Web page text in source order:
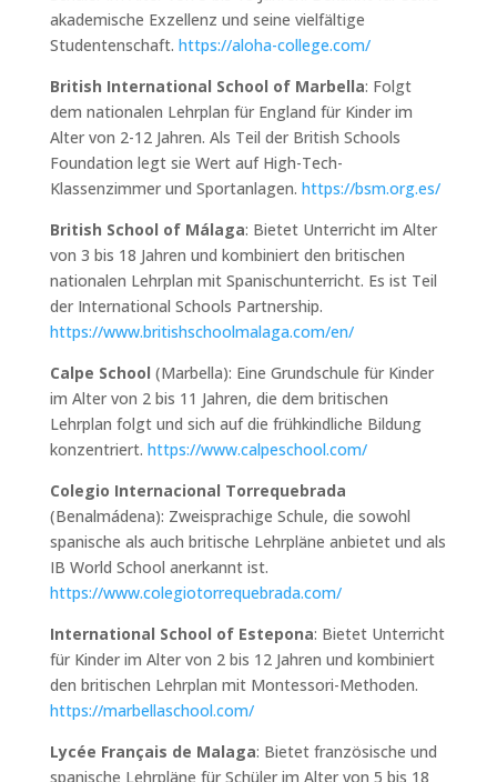
akademische Exzellenz und seine vielfältige
Studentenschaft. https://aloha-college.com/
British International School of Marbella: Folgt
dem nationalen Lehrplan für England für Kinder im
Alter von 2-12 Jahren. Als Teil der British Schools
Foundation legt sie Wert auf High-Tech-
Klassenzimmer und Sportanlagen. https://bsm.org.es/
British School of Málaga: Bietet Unterricht im Alter
von 3 bis 18 Jahren und kombiniert den britischen
nationalen Lehrplan mit Spanischunterricht. Es ist Teil
der International Schools Partnership.
https://www.britishschoolmalaga.com/en/
Calpe School (Marbella): Eine Grundschule für Kinder
im Alter von 2 bis 11 Jahren, die dem britischen
Lehrplan folgt und sich auf die frühkindliche Bildung
konzentriert. https://www.calpeschool.com/
Colegio Internacional Torrequebrada
(Benalmádena): Zweisprachige Schule, die sowohl
spanische als auch britische Lehrpläne anbietet und als
IB World School anerkannt ist.
https://www.colegiotorrequebrada.com/
International School of Estepona: Bietet Unterricht
für Kinder im Alter von 2 bis 12 Jahren und kombiniert
den britischen Lehrplan mit Montessori-Methoden.
https://marbellaschool.com/
Lycée Français de Malaga: Bietet französische und
spanische Lehrpläne für Schüler im Alter von 5 bis 18